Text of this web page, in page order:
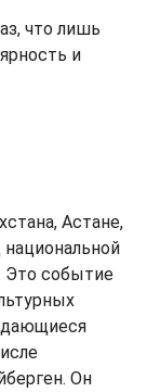
что лишь
и
Астане,
Это событие
Он